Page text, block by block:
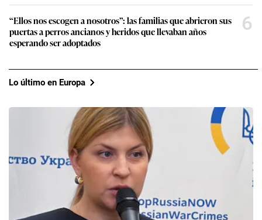
“Ellos nos escogen a nosotros”: las familias que abrieron sus
puertas a perros ancianos y heridos que llevaban años
esperando ser adoptados
6
Lo último en Europa